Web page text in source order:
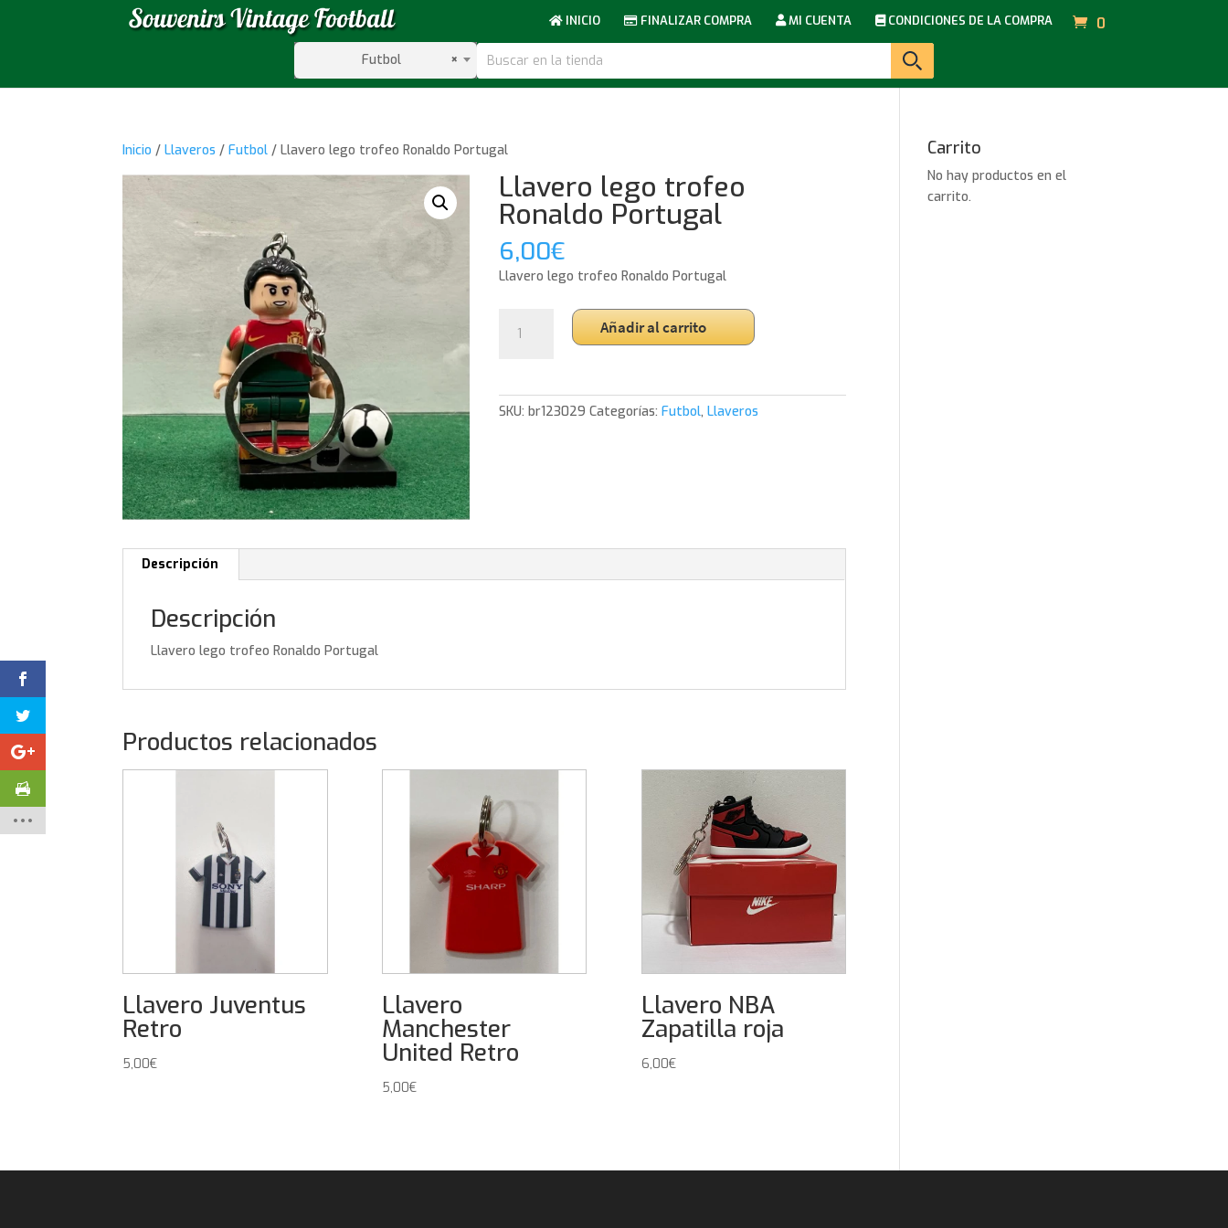
INICIO FINALIZAR COMPRA MI CUENTA CONDICIONES DE LA COMPRA 0
×
Futbol
Inicio /Llaveros /Futbol / Llavero lego trofeo Ronaldo Portugal
Llavero lego trofeo
Ronaldo Portugal
6,00€
Llavero lego trofeo Ronaldo Portugal
lego
Portugal
Añadir al carrito
SKU:br123029 Categorías:Futbol,Llaveros
Descripción
Descripción
Llavero lego trofeo Ronaldo Portugal
Productos relacionados
Llavero Juventus
Retro
5,00€
Llavero
Manchester
United Retro
5,00€
Llavero NBA
Zapatilla roja
6,00€
Carrito
No hay productos en el
carrito.